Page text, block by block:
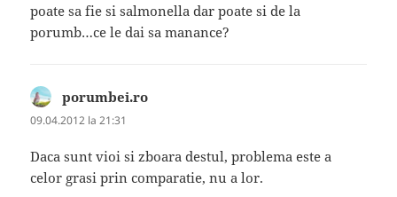
poate sa fie si salmonella dar poate si de la
porumb…ce le dai sa manance?
porumbei.ro
09.04.2012 la 21:31
Daca sunt vioi si zboara destul, problema este a
celor grasi prin comparatie, nu a lor.